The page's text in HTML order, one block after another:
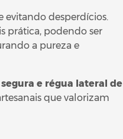
evitando desperdícios.
prática, podendo ser
a pureza e
e régua lateral de
que valorizam